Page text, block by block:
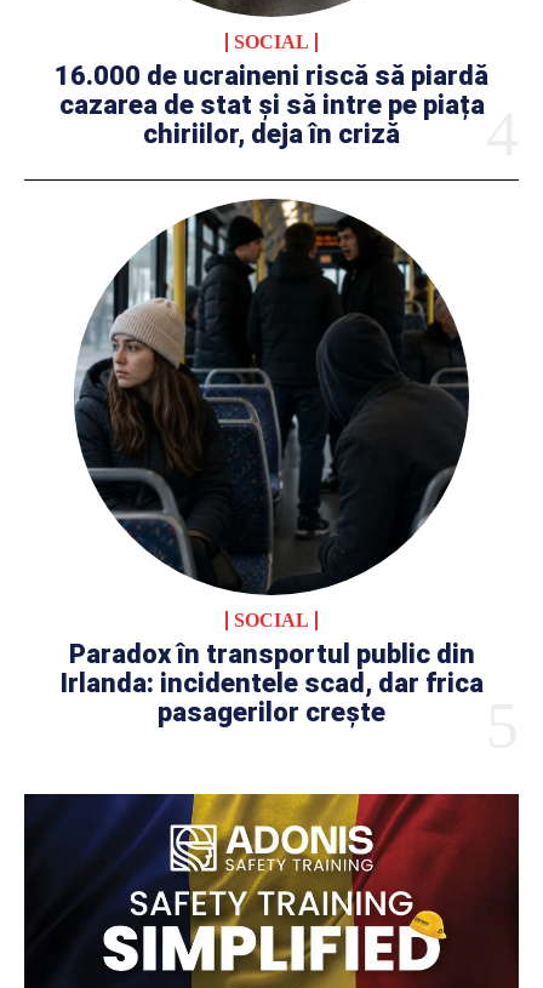
SOCIAL
16.000 de ucraineni riscă să piardă
cazarea de stat și să intre pe piața
chiriilor, deja în criză
SOCIAL
Paradox în transportul public din
Irlanda: incidentele scad, dar frica
pasagerilor crește